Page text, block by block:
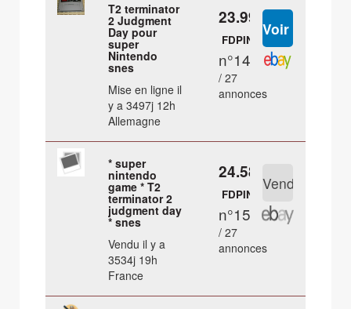
T2 terminator
2 Judgment
Day pour
super
Nintendo
snes
Mise en ligne il
y a 3497j 12h
Allemagne
23.99 €
FDPIN
n°14
/ 27
annonces
* super
nintendo
game * T2
terminator 2
judgment day
* snes
Vendu il y a
3534j 19h
France
24.58 €
FDPIN
n°15
/ 27
annonces